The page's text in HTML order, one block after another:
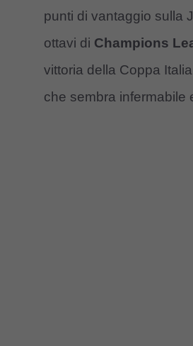
punti di vantaggio sulla
ottavi di Champions
vittoria della Coppa
che sembra infermabile